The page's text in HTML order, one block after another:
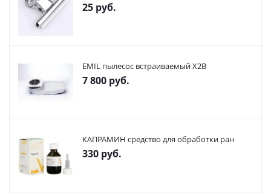
25 руб.
EMIL пылесос встраиваемый X2В
7 800 руб.
КАПРАМИН средство для обработки ран
330 руб.